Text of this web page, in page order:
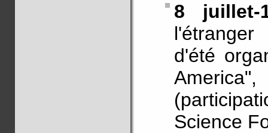
8
d'été
Science